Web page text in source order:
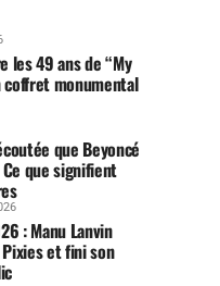
les 49 ans de “My
coffret monumental
que Beyoncé
Ce que signifient
: Manu Lanvin
et fini son